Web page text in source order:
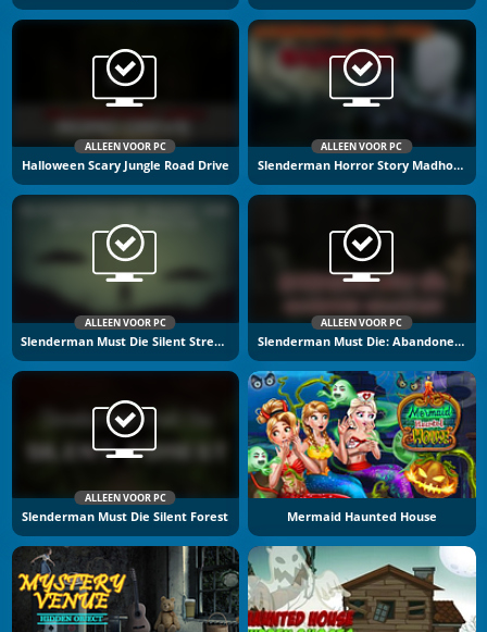
ALLEEN VOOR PC
Halloween Scary Jungle Road Drive
ALLEEN VOOR PC
Slenderman Horror Story Madhouse
ALLEEN VOOR PC
Slenderman Must Die Silent Streets
ALLEEN VOOR PC
Slenderman Must Die: Abandoned Graveyard
ALLEEN VOOR PC
Slenderman Must Die Silent Forest Mermaid Haunted House